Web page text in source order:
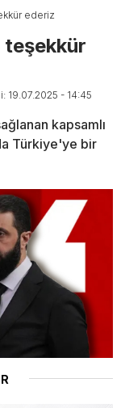
ederiz
19.07.2025 - 14:45
kapsamlı
Türkiye'ye bir